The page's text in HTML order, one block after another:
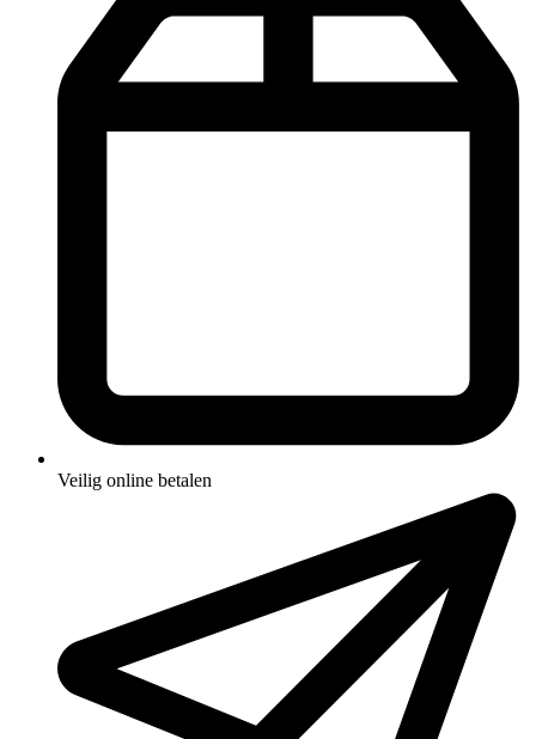
Veilig online betalen